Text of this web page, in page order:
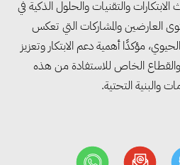
والتقنيات والحلول الذكية في
العارضين والمشاركات التي تعكس
مؤكدًا أهمية دعم الابتكار وتعزيز
والقطاع الخاص للاستفادة من هذه
والبنية التحتية.
يبحث مع البرازيل و
الشراكات الصناعية
جديدة إلى مصر